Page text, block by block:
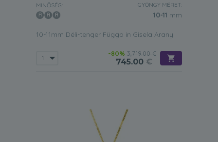
MINŐSÉG: GYÖNGY MÉRET:
10-11 mm
10-11mm Déli-tenger Függo in Gisela Arany
-80% 3,719.00 €
745.00 €